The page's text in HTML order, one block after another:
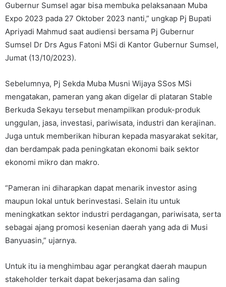
Gubernur Sumsel agar bisa membuka pelaksanaan Muba
Expo 2023 pada 27 Oktober 2023 nanti,” ungkap Pj Bupati
Apriyadi Mahmud saat audiensi bersama Pj Gubernur
Sumsel Dr Drs Agus Fatoni MSi di Kantor Gubernur Sumsel,
Jumat (13/10/2023).
Sebelumnya, Pj Sekda Muba Musni Wijaya SSos MSi
mengatakan, pameran yang akan digelar di plataran Stable
Berkuda Sekayu tersebut menampilkan produk-produk
unggulan, jasa, investasi, pariwisata, industri dan kerajinan.
Juga untuk memberikan hiburan kepada masyarakat sekitar,
dan berdampak pada peningkatan ekonomi baik sektor
ekonomi mikro dan makro.
“Pameran ini diharapkan dapat menarik investor asing
maupun lokal untuk berinvestasi. Selain itu untuk
meningkatkan sektor industri perdagangan, pariwisata, serta
sebagai ajang promosi kesenian daerah yang ada di Musi
Banyuasin,” ujarnya.
Untuk itu ia menghimbau agar perangkat daerah maupun
stakeholder terkait dapat bekerjasama dan saling